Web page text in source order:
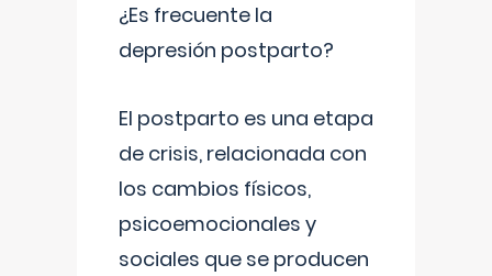
¿Es frecuente la
depresión postparto?
El postparto es una etapa
de crisis, relacionada con
los cambios físicos,
psicoemocionales y
sociales que se producen